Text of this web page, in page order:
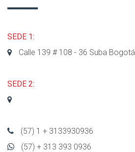
SEDE 1:
Calle 139 # 108 - 36 Suba Bogotá
SEDE 2:
(57) 1 + 3133930936
(57) + 313 393 0936